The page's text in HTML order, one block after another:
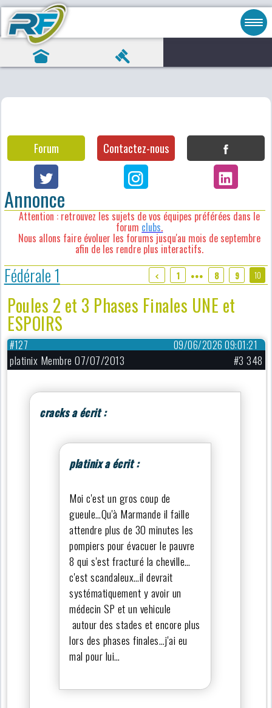
Forum Contactez-nous
Annonce
Attention : retrouvez les sujets de vos équipes préférées dans le
forum clubs.
Nous allons faire évoluer les forums jusqu'au mois de septembre
afin de les rendre plus interactifs.
Fédérale 1 1 ●●● 8 9 10
Poules 2 et 3 Phases Finales UNE et
ESPOIRS
09/06/2026 09:01:21
#127
platinix Membre 07/07/2013 #3 348
cracks a écrit :
platinix a écrit :
Moi c'est un gros coup de
gueule…Qu'à Marmande il faille
attendre plus de 30 minutes les
pompiers pour évacuer le pauvre
8 qui s'est fracturé la cheville…
c'est scandaleux…il devrait
systématiquement y avoir un
médecin SP et un vehicule
autour des stades et encore plus
lors des phases finales…j'ai eu
mal pour lui…